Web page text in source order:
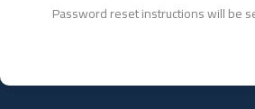
Password reset instructions will be